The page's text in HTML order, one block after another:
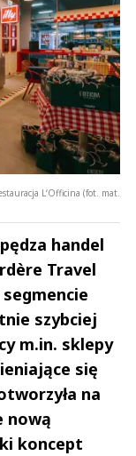
L‘Officina (fot. mat.
handel
Travel
szybciej
m.in. sklepy
się
na
nową
koncept